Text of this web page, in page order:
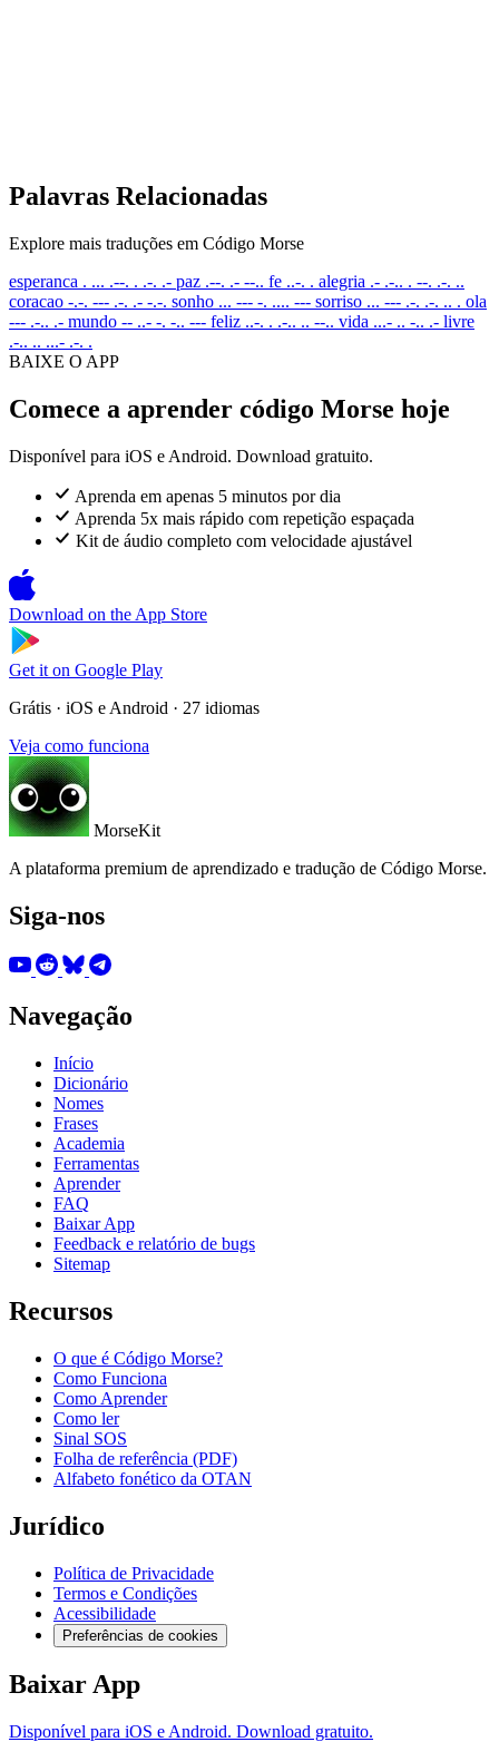
Palavras Relacionadas
Explore mais traduções em Código Morse
esperanca . ... .--. . .-. .- paz .--. .- --.. fe ..-. . alegria .- .-.. . --. .-. ..
coracao -.-. --- .-. .- -.-. sonho ... --- -. .... --- sorriso ... --- .-. .-. .. . ola
--- .-.. .- mundo -- ..- -. -.. --- feliz ..-. . .-.. .. --.. vida ...- .. -.. .- livre
.-.. .. ...- .-. .
BAIXE O APP
Comece a aprender código Morse hoje
Disponível para iOS e Android. Download gratuito.
Aprenda em apenas 5 minutos por dia
Aprenda 5x mais rápido com repetição espaçada
Kit de áudio completo com velocidade ajustável
Download on the App Store
Get it on Google Play
Grátis · iOS e Android · 27 idiomas
Veja como funciona
MorseKit
A plataforma premium de aprendizado e tradução de Código Morse.
Siga-nos
Navegação
Início
Dicionário
Nomes
Frases
Academia
Ferramentas
Aprender
FAQ
Baixar App
Feedback e relatório de bugs
Sitemap
Recursos
O que é Código Morse?
Como Funciona
Como Aprender
Como ler
Sinal SOS
Folha de referência (PDF)
Alfabeto fonético da OTAN
Jurídico
Política de Privacidade
Termos e Condições
Acessibilidade
Preferências de cookies
Baixar App
Disponível para iOS e Android. Download gratuito.